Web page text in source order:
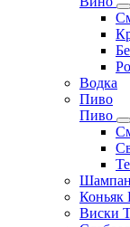
Водка
Пиво
Пиво
Коньяк
Виски